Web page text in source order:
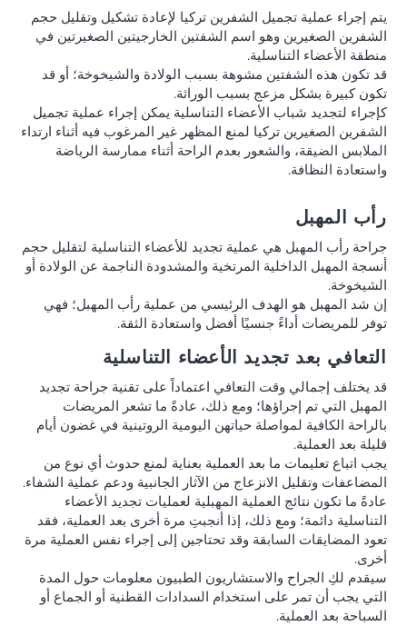
يتم إجراء عملية تجميل الشفرين تركيا لإعادة تشكيل وتقليل حجم
الشفرين الصغيرين وهو اسم الشفتين الخارجيتين الصغيرتين في
منطقة الأعضاء التناسلية.
قد تكون هذه الشفتين مشوهة بسبب الولادة والشيخوخة؛ أو قد
تكون كبيرة بشكل مزعج بسبب الوراثة.
كإجراء لتجديد شباب الأعضاء التناسلية يمكن إجراء عملية تجميل
الشفرين الصغيرين تركيا لمنع المظهر غير المرغوب فيه أثناء ارتداء
الملابس الضيقة، والشعور بعدم الراحة أثناء ممارسة الرياضة
واستعادة النظافة.
رأب المهبل
جراحة رأب المهبل هي عملية تجديد للأعضاء التناسلية لتقليل حجم
أنسجة المهبل الداخلية المرتخية والمشدودة الناجمة عن الولادة أو
الشيخوخة.
إن شد المهبل هو الهدف الرئيسي من عملية رأب المهبل؛ فهي
توفر للمريضات أداءً جنسيًا أفضل واستعادة الثقة.
التعافي بعد تجديد الأعضاء التناسلية
قد يختلف إجمالي وقت التعافي اعتماداً على تقنية جراحة تجديد
المهبل التي تم إجراؤها؛ ومع ذلك، عادةً ما تشعر المريضات
بالراحة الكافية لمواصلة حياتهن اليومية الروتينية في غضون أيام
قليلة بعد العملية.
يجب اتباع تعليمات ما بعد العملية بعناية لمنع حدوث أي نوع من
المضاعفات وتقليل الانزعاج من الآثار الجانبية ودعم عملية الشفاء.
عادةً ما تكون نتائج العملية المهبلية لعمليات تجديد الأعضاء
التناسلية دائمة؛ ومع ذلك، إذا أنجبتِ مرة أخرى بعد العملية، فقد
تعود المضايقات السابقة وقد تحتاجين إلى إجراء نفس العملية مرة
أخرى.
سيقدم لكِ الجراح والاستشاريون الطبيون معلومات حول المدة
التي يجب أن تمر على استخدام السدادات القطنية أو الجماع أو
السباحة بعد العملية.